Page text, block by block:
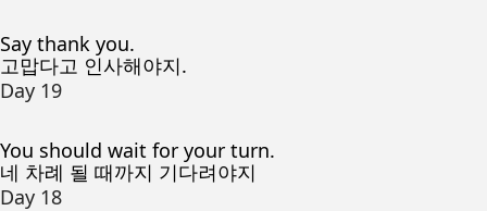
Say thank you.
고맙다고 인사해야지.
Day 19
You should wait for your turn.
네 차례 될 때까지 기다려야지
Day 18